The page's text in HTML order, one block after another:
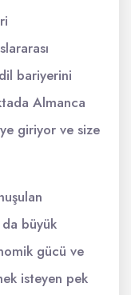
bariyerini
Almanca
giriyor ve size
büyük
gücü ve
isteyen pek